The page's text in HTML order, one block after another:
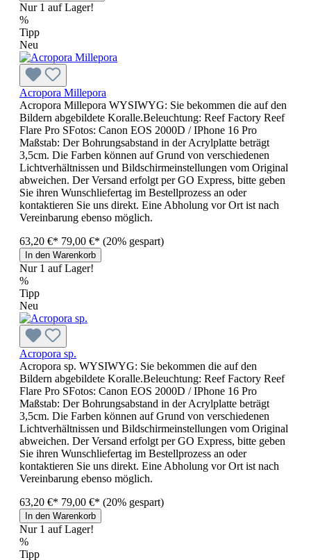
Nur 1 auf Lager!
%
Tipp
Neu
Acropora Millepora
Acropora Millepora WYSIWYG: Sie bekommen die auf den
Bildern abgebildete Koralle.Beleuchtung: Reef Factory Reef
Flare Pro SFotos: Canon EOS 2000D / IPhone 16 Pro
Maßstab: Der Bohrungsabstand in der Acrylplatte beträgt
3,5cm. Die Farben können auf Grund von verschiedenen
Lichtverhältnissen und Bildschirmeinstellungen vom Original
abweichen. Der Versand erfolgt per GO Express, bitte geben
Sie ihren Wunschliefertag im Bestellprozess an oder
kontaktieren Sie uns direkt. Eine Abholung vor Ort ist nach
Vereinbarung ebenso möglich.
63,20 €* 79,00 €* (20% gespart)
In den Warenkorb
Nur 1 auf Lager!
%
Tipp
Neu
Acropora sp.
Acropora sp. WYSIWYG: Sie bekommen die auf den
Bildern abgebildete Koralle.Beleuchtung: Reef Factory Reef
Flare Pro SFotos: Canon EOS 2000D / IPhone 16 Pro
Maßstab: Der Bohrungsabstand in der Acrylplatte beträgt
3,5cm. Die Farben können auf Grund von verschiedenen
Lichtverhältnissen und Bildschirmeinstellungen vom Original
abweichen. Der Versand erfolgt per GO Express, bitte geben
Sie ihren Wunschliefertag im Bestellprozess an oder
kontaktieren Sie uns direkt. Eine Abholung vor Ort ist nach
Vereinbarung ebenso möglich.
63,20 €* 79,00 €* (20% gespart)
In den Warenkorb
Nur 1 auf Lager!
%
Tipp